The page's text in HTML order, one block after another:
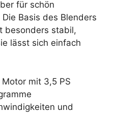
für schön
Basis des Blenders
besonders stabil,
lässt sich einfach
mit 3,5 PS
und